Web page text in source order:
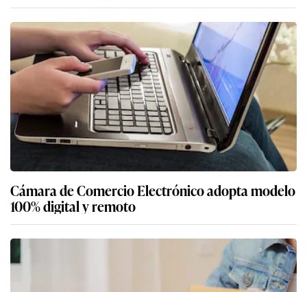
Cámara de Comercio Electrónico adopta modelo
100% digital y remoto